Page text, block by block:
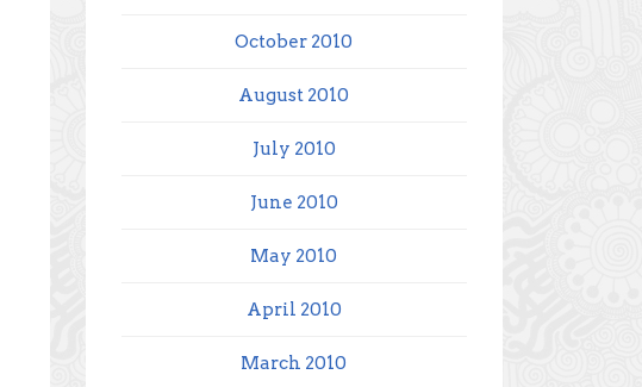
October 2010
August 2010
July 2010
June 2010
May 2010
April 2010
March 2010